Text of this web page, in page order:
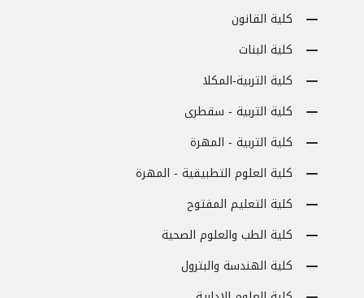
كلية القانون
كلية البنات
كلية التربية-المكلا
كلية التربية - سقطرى
كلية التربية - المهرة
كلية العلوم التطبيقية - المهرة
كلية التعليم المفتوح
كلية الطب والعلوم الصحية
كلية الهندسة والبترول